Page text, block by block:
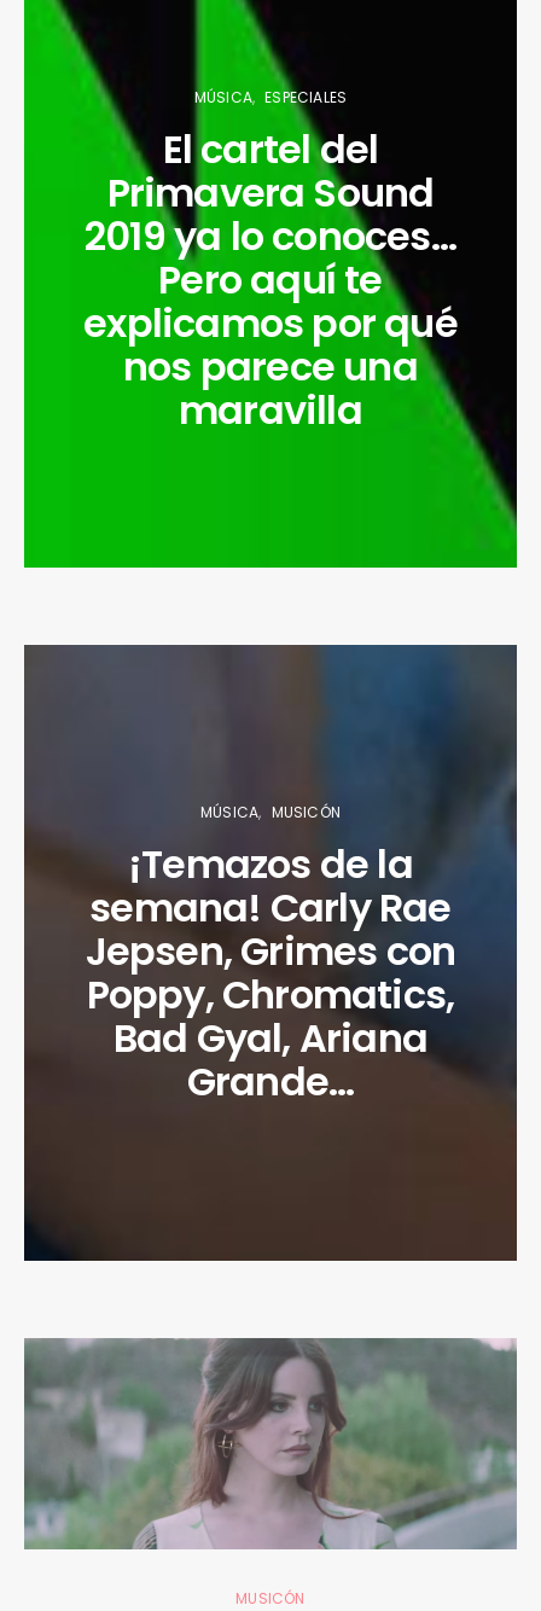
MÚSICA ESPECIALES
El cartel del
Primavera Sound
2019 ya lo conoces…
Pero aquí te
explicamos por qué
nos parece una
maravilla
MÚSICA MUSICÓN
¡Temazos de la
semana! Carly Rae
Jepsen, Grimes con
Poppy, Chromatics,
Bad Gyal, Ariana
Grande…
MUSICÓN